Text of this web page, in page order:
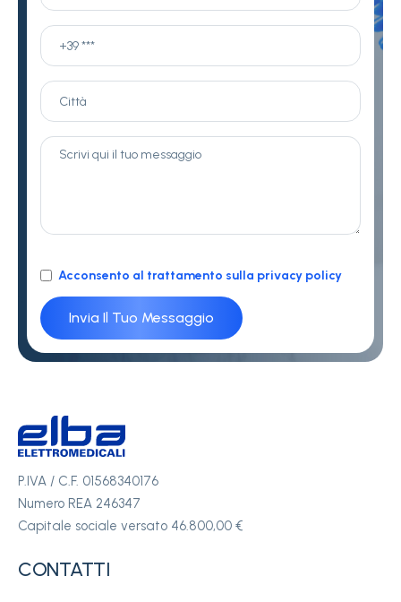
Acconsento al trattamento sulla privacy policy
P.IVA / C.F. 01568340176
Numero REA 246347
Capitale sociale versato 46.800,00 €
CONTATTI